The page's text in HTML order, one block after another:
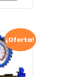
¡Oferta!